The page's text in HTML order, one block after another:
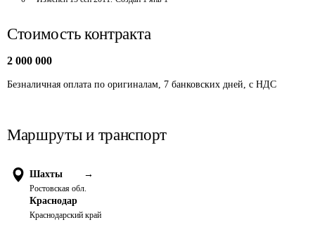
Стоимость контракта
2 000 000
Безналичная оплата по оригиналам, 7 банковских дней, с НДС
Маршруты и транспорт
Шахты →
Ростовская обл.
Краснодар
Краснодарский край